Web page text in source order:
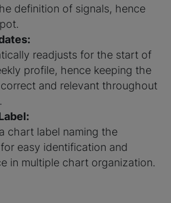
definition of signals, hence
readjusts for the start of
profile, hence keeping the
and relevant throughout
chart label naming the
easy identification and
in multiple chart organization.